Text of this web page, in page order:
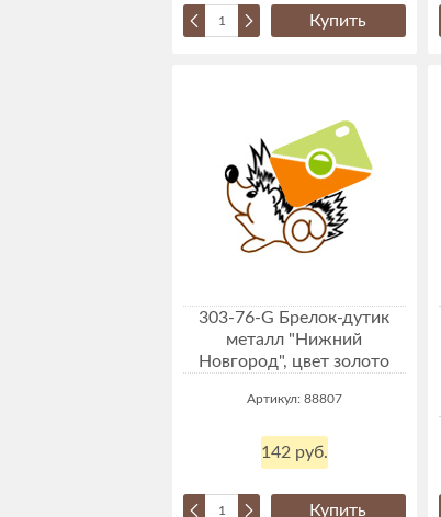
Купить
303-76-G Брелок-дутик
металл "Нижний
Новгород", цвет золото
Артикул: 88807
142 руб.
Купить